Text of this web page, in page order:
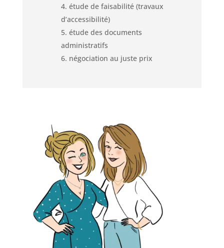
étude de faisabilité (travaux
d’accessibilité)
étude des documents
administratifs
négociation au juste prix